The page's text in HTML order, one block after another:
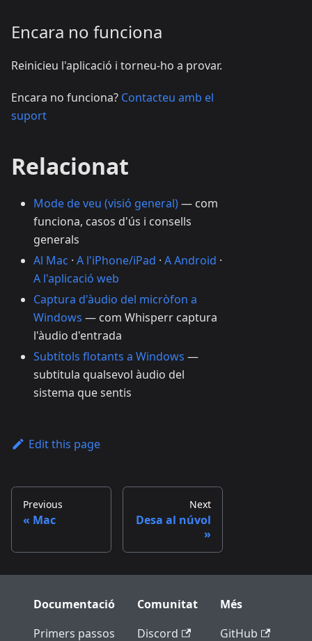
Encara no funciona
Reinicieu l'aplicació i torneu-ho a provar.
Encara no funciona? Contacteu amb el
suport
Relacionat
Mode de veu (visió general)— com
funciona, casos d'ús i consells
generals
Al Mac · A l'iPhone/iPad · A Android ·
A l'aplicació web
Captura d'àudio del micròfon a
Windows — com Whisperr captura
l'àudio d'entrada
Subtítols flotants a Windows —
subtitula qualsevol àudio del
sistema que sentis
Edit this page
Previous
Mac
Next
Desa al núvol
Documentació
Primers passos
Comunitat
Discord
Més
GitHub